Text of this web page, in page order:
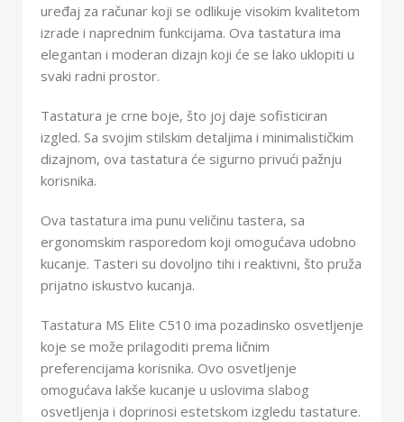
uređaj za računar koji se odlikuje visokim kvalitetom
izrade i naprednim funkcijama. Ova tastatura ima
elegantan i moderan dizajn koji će se lako uklopiti u
svaki radni prostor.
Tastatura je crne boje, što joj daje sofisticiran
izgled. Sa svojim stilskim detaljima i minimalističkim
dizajnom, ova tastatura će sigurno privući pažnju
korisnika.
Ova tastatura ima punu veličinu tastera, sa
ergonomskim rasporedom koji omogućava udobno
kucanje. Tasteri su dovoljno tihi i reaktivni, što pruža
prijatno iskustvo kucanja.
Tastatura MS Elite C510 ima pozadinsko osvetljenje
koje se može prilagoditi prema ličnim
preferencijama korisnika. Ovo osvetljenje
omogućava lakše kucanje u uslovima slabog
osvetljenja i doprinosi estetskom izgledu tastature.